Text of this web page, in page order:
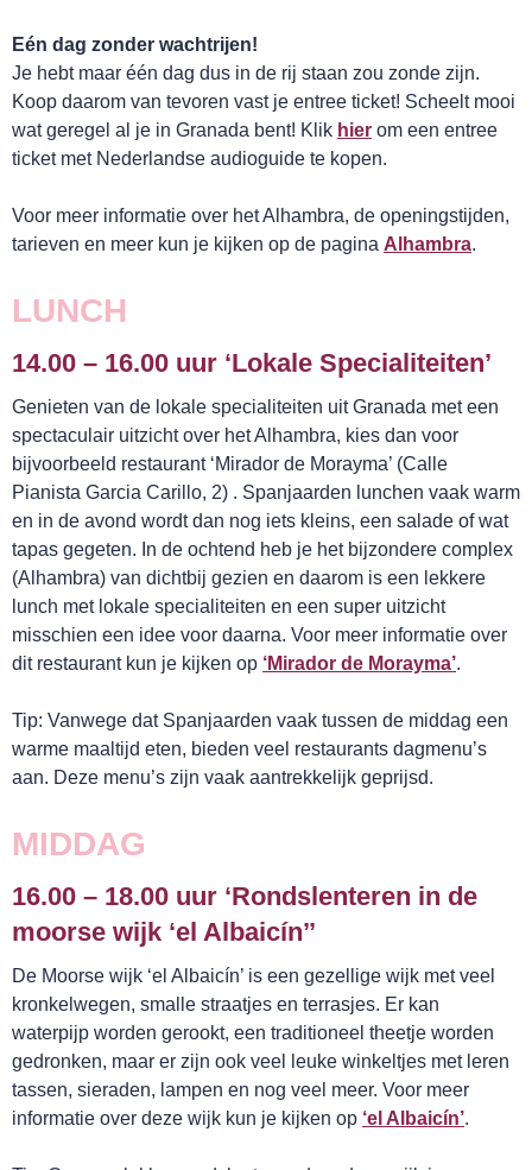
SLAAP LEKKER!
Eén dag zonder wachtrijen!
Je hebt maar één dag dus in de rij staan zou zonde zijn.
Koop daarom van tevoren vast je entree ticket! Scheelt mooi
wat geregel al je in Granada bent! Klik hier om een entree
ticket met Nederlandse audioguide te kopen.
Voor meer informatie over het Alhambra, de openingstijden,
tarieven en meer kun je kijken op de pagina Alhambra.
LUNCH
14.00 – 16.00 uur ‘Lokale Specialiteiten’
Genieten van de lokale specialiteiten uit Granada met een
spectaculair uitzicht over het Alhambra, kies dan voor
bijvoorbeeld restaurant ‘Mirador de Morayma’ (Calle
Pianista Garcia Carillo, 2) . Spanjaarden lunchen vaak warm
en in de avond wordt dan nog iets kleins, een salade of wat
tapas gegeten. In de ochtend heb je het bijzondere complex
(Alhambra) van dichtbij gezien en daarom is een lekkere
lunch met lokale specialiteiten en een super uitzicht
misschien een idee voor daarna. Voor meer informatie over
dit restaurant kun je kijken op ‘Mirador de Morayma’.
Tip: Vanwege dat Spanjaarden vaak tussen de middag een
warme maaltijd eten, bieden veel restaurants dagmenu’s
aan. Deze menu’s zijn vaak aantrekkelijk geprijsd.
MIDDAG
16.00 – 18.00 uur ‘Rondslenteren in de
moorse wijk ‘el Albaicín’’
De Moorse wijk ‘el Albaicín’ is een gezellige wijk met veel
kronkelwegen, smalle straatjes en terrasjes. Er kan
waterpijp worden gerookt, een traditioneel theetje worden
gedronken, maar er zijn ook veel leuke winkeltjes met leren
tassen, sieraden, lampen en nog veel meer. Voor meer
informatie over deze wijk kun je kijken op ‘el Albaicín’.